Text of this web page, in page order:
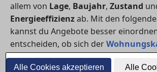
Alle Cookies akzeptieren Alle
allem von Lage, Baujahr, Zustand
Energieeffizienzab. Mit den
kannst du Angebote besser
entscheiden, ob sich der
lohnt (oder obMietenaktuell